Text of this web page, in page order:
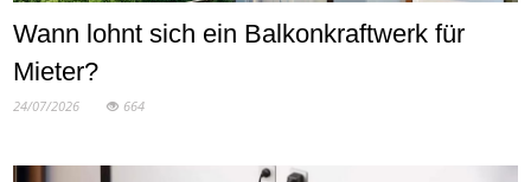
Wann lohnt sich ein Balkonkraftwerk für
Mieter?
24/07/2026 664